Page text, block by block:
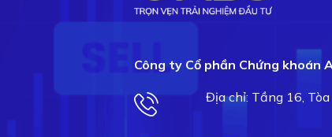
Công ty Cổ phần Chứng khoán
Địa chỉ: Tầng 16, Tòa